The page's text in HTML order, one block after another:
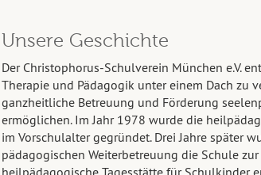
Unsere Geschichte
Der Christophorus-Schulverein München e.V.
Therapie und Pädagogik unter einem Dach zu
ganzheitliche Betreuung und Förderung
ermöglichen. Im Jahr 1978 wurde die
im Vorschulalter gegründet. Drei Jahre später
pädagogischen Weiterbetreuung die Schule
heilpädagogische Tagesstätte für Schulkinder